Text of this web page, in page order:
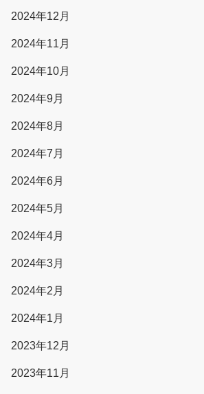
2024年12月
2024年11月
2024年10月
2024年9月
2024年8月
2024年7月
2024年6月
2024年5月
2024年4月
2024年3月
2024年2月
2024年1月
2023年12月
2023年11月